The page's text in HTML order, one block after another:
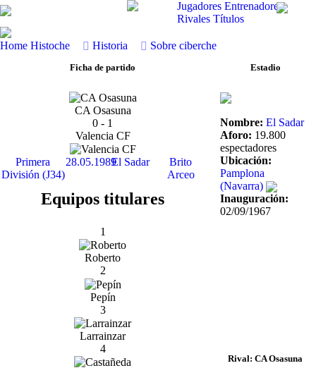
Jugadores Entrenadores
Rivales Títulos
Home Histoche Historia Sobre ciberche
Ficha de partido
CA Osasuna
0 - 1
Valencia CF
Primera
División (J34)
28.05.1989El Sadar
Brito
Arceo
Equipos titulares
1
Roberto
2
Pepín
3
Larrainzar
4
Estadio
Nombre: El Sadar
Aforo: 19.800
espectadores
Ubicación:
Pamplona
(Navarra)
Inauguración:
02/09/1967
Rival: CA Osasuna